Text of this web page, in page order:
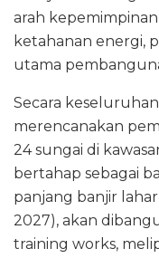
arah
ketahanan energi,
utama
Secara
merencanakan
24 sungai di
bertahap sebagai
panjang banjir
2027), akan
training works,